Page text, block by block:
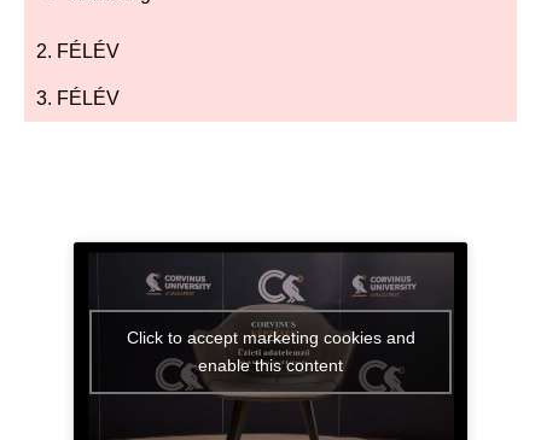
2. FÉLÉV
3. FÉLÉV
Click to accept marketing cookies and
enable this content